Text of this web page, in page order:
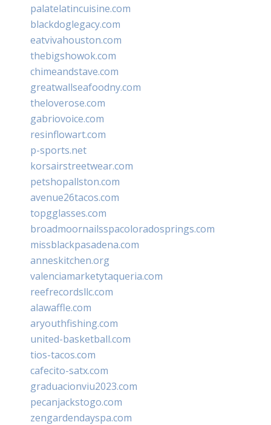
palatelatincuisine.com
blackdoglegacy.com
eatvivahouston.com
thebigshowok.com
chimeandstave.com
greatwallseafoodny.com
theloverose.com
gabriovoice.com
resinflowart.com
p-sports.net
korsairstreetwear.com
petshopallston.com
avenue26tacos.com
topgglasses.com
broadmoornailsspacoloradosprings.com
missblackpasadena.com
anneskitchen.org
valenciamarketytaqueria.com
reefrecordsllc.com
alawaffle.com
aryouthfishing.com
united-basketball.com
tios-tacos.com
cafecito-satx.com
graduacionviu2023.com
pecanjackstogo.com
zengardendayspa.com